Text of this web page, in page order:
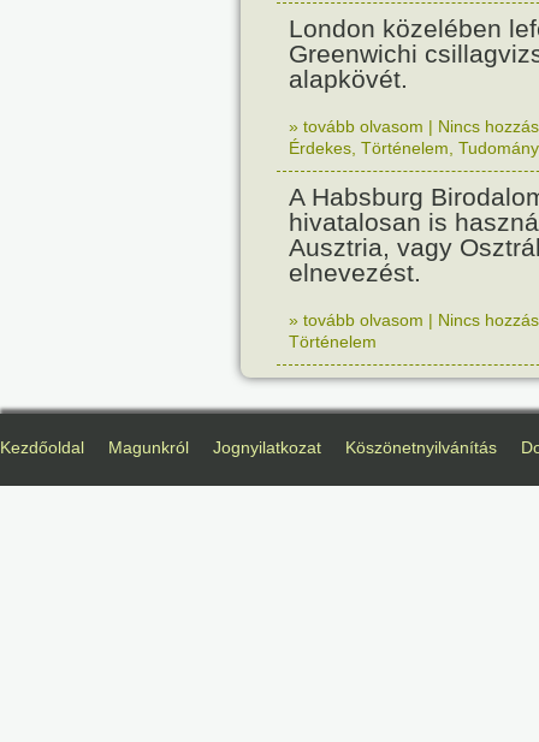
London közelében
Greenwichi
alapkövét.
» tovább olvasom | Nincs
Érdekes Történelem Tudomány
A Habsburg
hivatalosan is
Ausztria, vagy
elnevezést.
» tovább olvasom | Nincs
Történelem
Kezdőoldal Magunkról Jognyilatkozat Köszönetnyilvánítás